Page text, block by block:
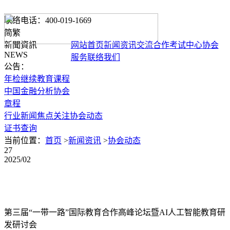
联络电话：400-019-1669
简繁
网站首页新闻资讯交流合作考试中心协会
服务联络我们
新聞資訊
NEWS
公告：
年检继续教育课程
中国金融分析协会
章程
行业新闻焦点关注协会动态
证书查询
当前位置： 首页 >新闻资讯 >协会动态
27
2025/02
第三届“一带一路”国际教育合作高峰论坛暨AI人工智能教育研
发研讨会